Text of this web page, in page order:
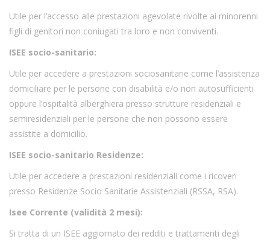
Utile per l’accesso alle prestazioni agevolate rivolte ai minorenni
figli di genitori non coniugati tra loro e non conviventi.
ISEE socio-sanitario:
Utile per accedere a prestazioni sociosanitarie come l’assistenza
domiciliare per le persone con disabilità e/o non autosufficienti
oppure l’ospitalità alberghiera presso strutture residenziali e
semiresidenziali per le persone che non possono essere
assistite a domicilio.
ISEE socio-sanitario Residenze:
Utile per accedere a prestazioni residenziali come i ricoveri
presso Residenze Socio Sanitarie Assistenziali (RSSA, RSA).
Isee Corrente (validità 2 mesi):
Si tratta di un ISEE aggiornato dei redditi e trattamenti degli